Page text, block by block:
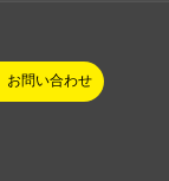
お問い合わせ